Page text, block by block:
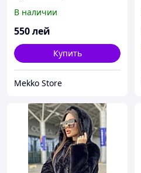
норма и полубатал
размеры
В наличии
550лей
Купить
Mekko Store